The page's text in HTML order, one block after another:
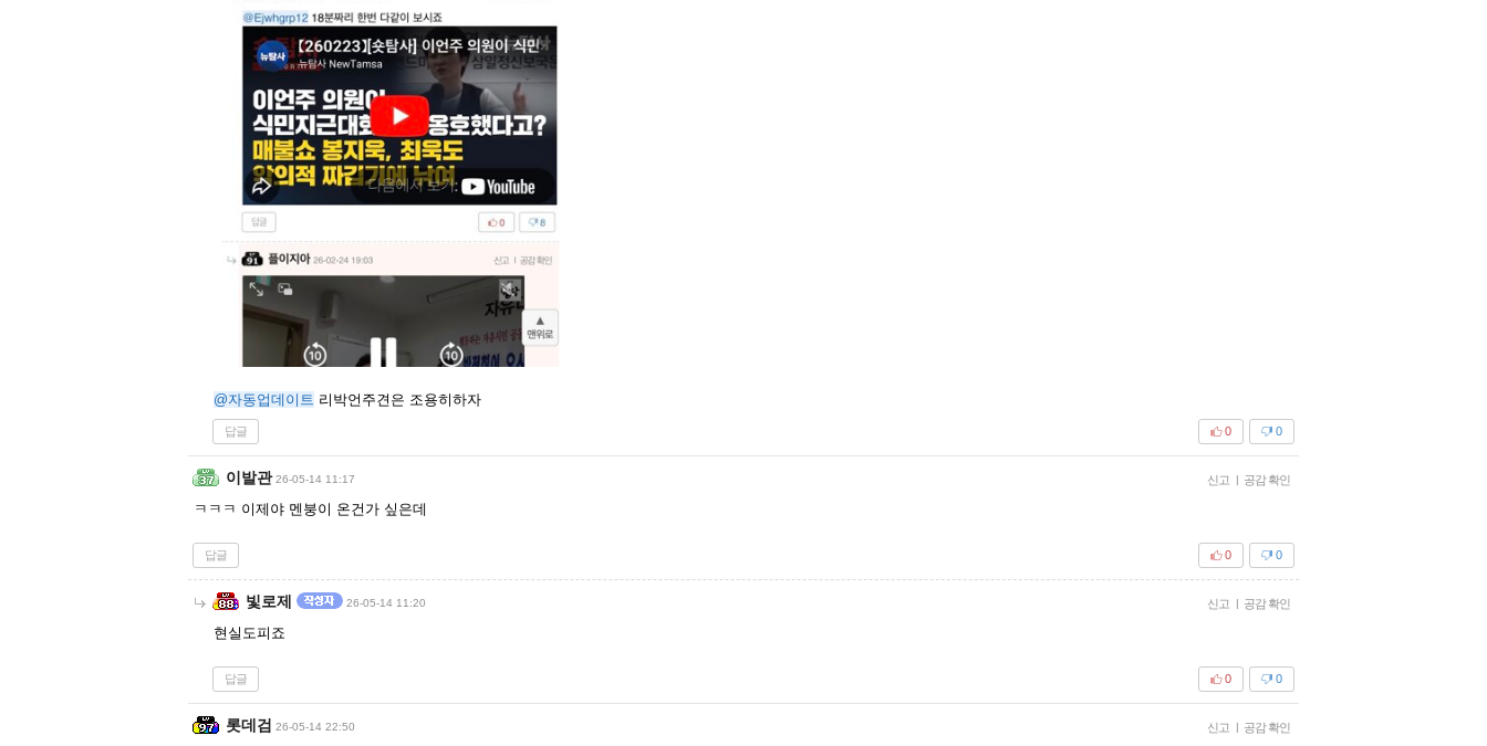
@자동업데이트 리박언주견은 조용히하자
답글 0
0
이발관 26-05-14 11:17 신고 | 공감 확인
ㅋㅋㅋ 이제야 멘붕이 온건가 싶은데
답글 0
0
빛로제 26-05-14 11:20 신고 | 공감 확인
현실도피죠
답글 0
0
롯데검 26-05-14 22:50 신고 | 공감 확인